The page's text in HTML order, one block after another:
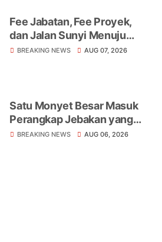
Fee Jabatan, Fee Proyek,
dan Jalan Sunyi Menuju
Operasi Tangkap Tangan
BREAKING NEWS AUG 07, 2026
Satu Monyet Besar Masuk
Perangkap Jebakan yang
Dipasang di Belakang
BREAKING NEWS AUG 06, 2026